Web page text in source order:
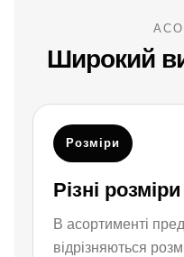
Широкий
Розміри
Різні розміри
В асортименті
відрізняються